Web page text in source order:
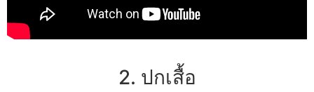
2. ปกเสื้อ